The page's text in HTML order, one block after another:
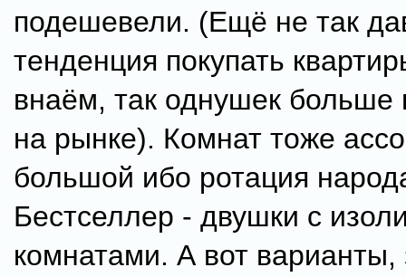
подешевели. (Ещё не так
тенденция покупать
внаём, так однушек больше
на рынке). Комнат тоже
большой ибо ротация
Бестселлер - двушки с
комнатами. А вот варианты,